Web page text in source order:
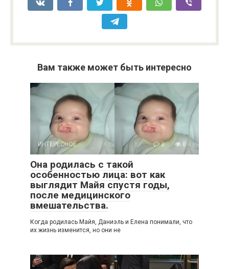
Вам также может быть интересно
ИНТЕРЕСНОЕ 0 0
Она родилась с такой
особенностью лица: вот как
выглядит Майя спустя годы,
после медицинского
вмешательства.
Когда родилась Майя, Даниэль и Елена понимали, что
их жизнь изменится, но они не